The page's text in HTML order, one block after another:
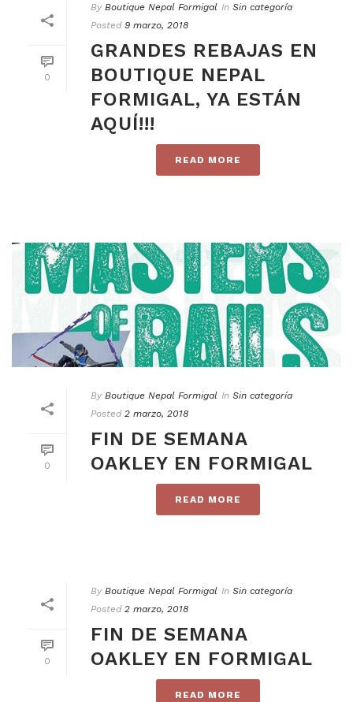
0
By Boutique Nepal Formigal In Sin categoría
Posted 9 marzo, 2018
GRANDES REBAJAS EN
BOUTIQUE NEPAL
FORMIGAL, YA ESTÁN
AQUÍ!!!
READ MORE
0
By Boutique Nepal Formigal In Sin categoría
Posted 2 marzo, 2018
FIN DE SEMANA
OAKLEY EN FORMIGAL
READ MORE
0
By Boutique Nepal Formigal In Sin categoría
Posted 2 marzo, 2018
FIN DE SEMANA
OAKLEY EN FORMIGAL
READ MORE